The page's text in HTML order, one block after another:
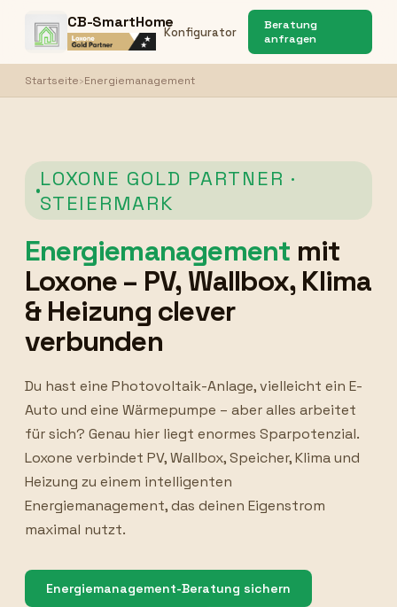
CB-SmartHome
Konfigurator
Beratung
anfragen
Startseite›Energiemanagement
LOXONE GOLD PARTNER ·
STEIERMARK
Energiemanagement mit
Loxone – PV, Wallbox, Klima
& Heizung clever
verbunden
Du hast eine Photovoltaik-Anlage, vielleicht ein E-
Auto und eine Wärmepumpe – aber alles arbeitet
für sich? Genau hier liegt enormes Sparpotenzial.
Loxone verbindet PV, Wallbox, Speicher, Klima und
Heizung zu einem intelligenten
Energiemanagement, das deinen Eigenstrom
maximal nutzt.
Energiemanagement-Beratung sichern